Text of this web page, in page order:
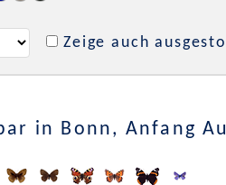
Zeige auch
in Bonn, Anfang